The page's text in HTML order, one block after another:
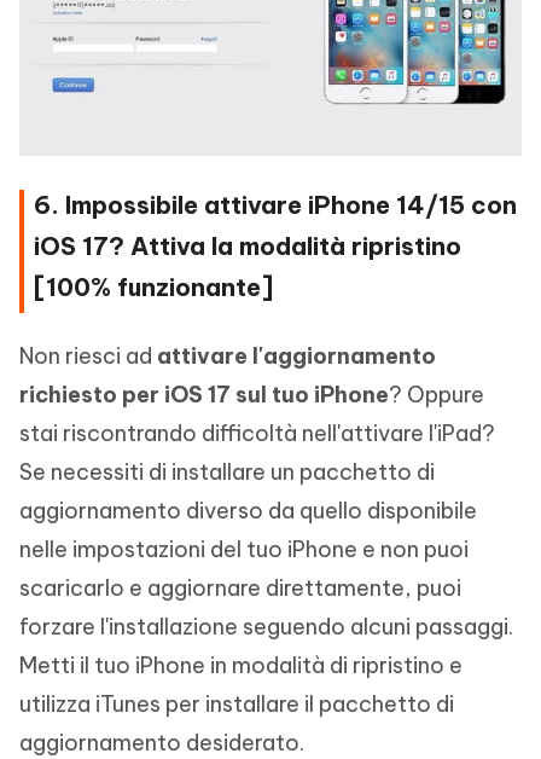
6. Impossibile attivare iPhone 14/15 con
iOS 17? Attiva la modalità ripristino
[100% funzionante]
Non riesci ad attivare l'aggiornamento
richiesto per iOS 17 sul tuo iPhone? Oppure
stai riscontrando difficoltà nell'attivare l'iPad?
Se necessiti di installare un pacchetto di
aggiornamento diverso da quello disponibile
nelle impostazioni del tuo iPhone e non puoi
scaricarlo e aggiornare direttamente, puoi
forzare l'installazione seguendo alcuni passaggi.
Metti il tuo iPhone in modalità di ripristino e
utilizza iTunes per installare il pacchetto di
aggiornamento desiderato.